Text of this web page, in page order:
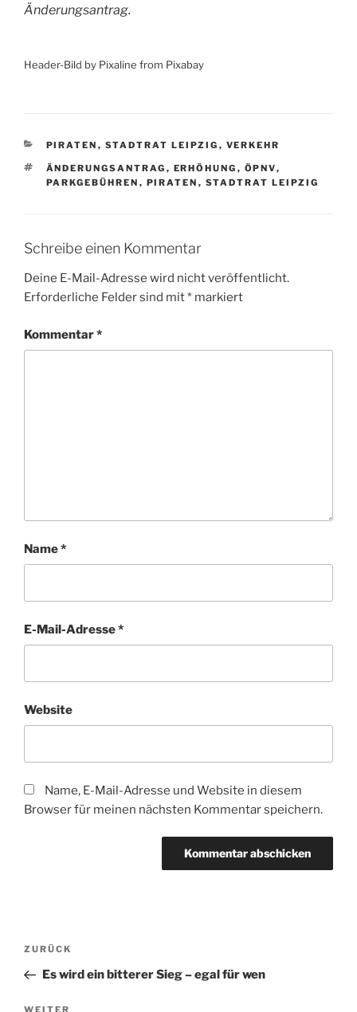
Änderungsantrag.
Header-Bild by Pixaline from Pixabay
KATEGORIEN
PIRATEN , STADTRAT LEIPZIG , VERKEHR
SCHLAGWÖRTER
ÄNDERUNGSANTRAG , ERHÖHUNG , ÖPNV,
PARKGEBÜHREN , PIRATEN , STADTRAT LEIPZIG
Schreibe einen Kommentar
Deine E-Mail-Adresse wird nicht veröffentlicht.
Erforderliche Felder sind mit* markiert
Kommentar*
Name*
E-Mail-Adresse*
Website
Name, E-Mail-Adresse und Website in diesem
Browser für meinen nächsten Kommentar speichern.
Beitragsnavigation
Vorheriger
Beitrag
ZURÜCK
Es wird ein bitterer Sieg – egal für wen
WEITER